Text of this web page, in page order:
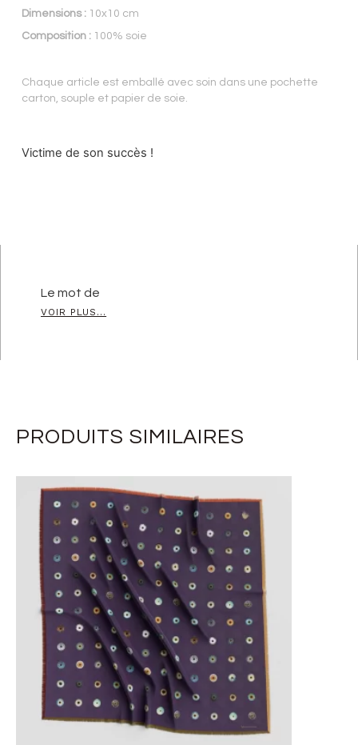
Dimensions :10x10 cm
Composition :100% soie
Chaque article est emballé avec soin dans une pochette
carton, souple et papier de soie.
Victime de son succès !
Le mot de
VOIR PLUS...
PRODUITS SIMILAIRES